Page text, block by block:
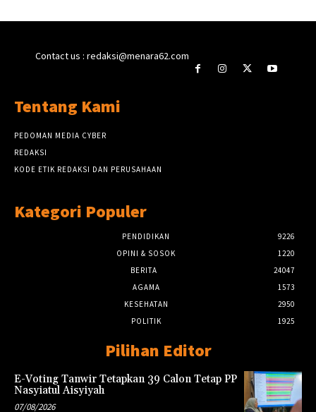
Contact us : redaksi@menara62.com
Tentang Kami
PEDOMAN MEDIA CYBER
REDAKSI
KODE ETIK REDAKSI DAN PERUSAHAAN
Kategori Populer
PENDIDIKAN
9226
OPINI & SOSOK
1220
BERITA
24047
AGAMA
1573
KESEHATAN
2950
POLITIK
1925
Pilihan Editor
E-Voting Tanwir Tetapkan 39 Calon Tetap PP
Nasyiatul Aisyiyah
07/08/2026